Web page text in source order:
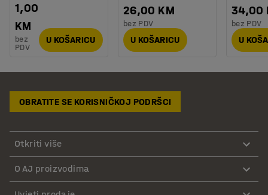
1,00
KM
bez
PDV
U KOŠARICU
26,00 KM
bez PDV
U KOŠARICU
34,00
bez PDV
U
OBRATITE SE KORISNIČKOJ PODRŠCI
Otkriti više
O AJ proizvodima